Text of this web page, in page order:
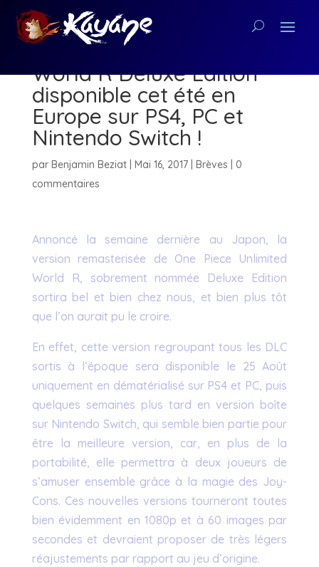
One Piece Unlimited
World R Deluxe Edition
disponible cet été en
Europe sur PS4, PC et
Nintendo Switch !
par Benjamin Beziat| Mai 16, 2017| Brèves
0
commentaires
Annoncé la semaine dernière au Japon, la
version remasterisée de One Piece Unlimited
World R, sobrement nommée Deluxe Edition
sortira bel et bien chez nous, et bien plus tôt
que l’on aurait pu le croire.
En effet, cette version regroupant tous les DLC
sortis à l’époque sera disponible le 25 Août
uniquement en dématérialisé sur PS4 et PC, puis
quelques semaines plus tard en version boîte
sur Nintendo Switch, qui semble bien partie pour
être la meilleure version, car, en plus de la
portabilité, elle permettra à deux joueurs de
s’amuser ensemble grâce à la magie des Joy-
Cons. Ces nouvelles versions tourneront toutes
bien évidemment en 1080p et à 60 images par
secondes et devraient proposer de très légers
réajustements par rapport au jeu d’origine.